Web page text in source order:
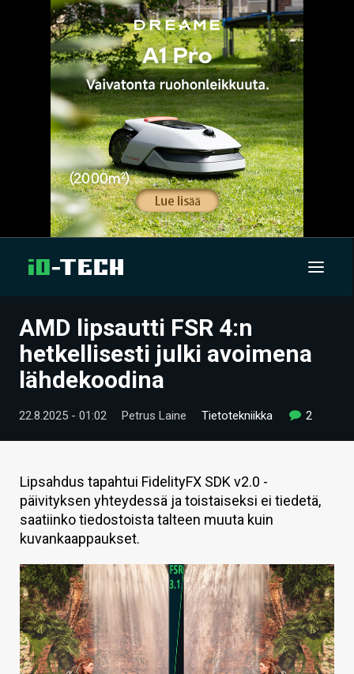
UUTISET
ARTIKKELIT
VIDEOT
TECHBBS
TIETOA
HINTA.FI
KAUPPA
VAIHDA TEEMA
HAKU
AMD lipsautti FSR 4:n
hetkellisesti julki avoimena
lähdekoodina
22.8.2025 - 01:02 Petrus Laine Tietotekniikka 2
Lipsahdus tapahtui FidelityFX SDK v2.0 -
päivityksen yhteydessä ja toistaiseksi ei tiedetä,
saatiinko tiedostoista talteen muuta kuin
kuvankaappaukset.